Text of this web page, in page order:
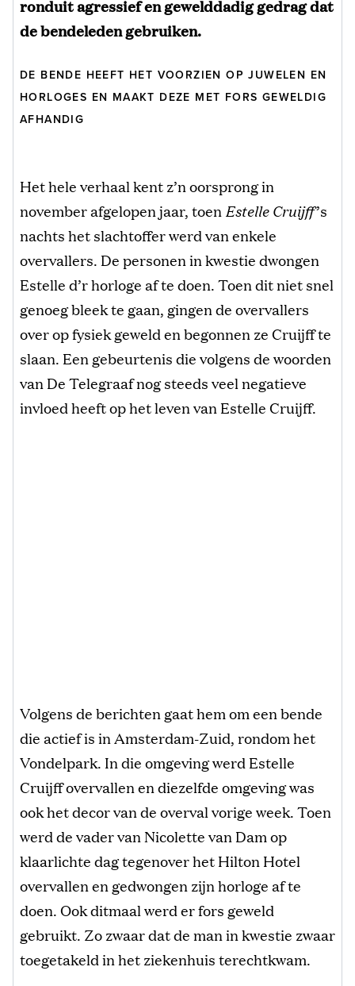
ronduit agressief en gewelddadig gedrag dat
de bendeleden gebruiken.
DE BENDE HEEFT HET VOORZIEN OP JUWELEN EN
HORLOGES EN MAAKT DEZE MET FORS GEWELDIG
AFHANDIG
Het hele verhaal kent z’n oorsprong in
november afgelopen jaar, toen Estelle Cruijff’s
nachts het slachtoffer werd van enkele
overvallers. De personen in kwestie dwongen
Estelle d’r horloge af te doen. Toen dit niet snel
genoeg bleek te gaan, gingen de overvallers
over op fysiek geweld en begonnen ze Cruijff te
slaan. Een gebeurtenis die volgens de woorden
van De Telegraaf nog steeds veel negatieve
invloed heeft op het leven van Estelle Cruijff.
Volgens de berichten gaat hem om een bende
die actief is in Amsterdam-Zuid, rondom het
Vondelpark. In die omgeving werd Estelle
Cruijff overvallen en diezelfde omgeving was
ook het decor van de overval vorige week. Toen
werd de vader van Nicolette van Dam op
klaarlichte dag tegenover het Hilton Hotel
overvallen en gedwongen zijn horloge af te
doen. Ook ditmaal werd er fors geweld
gebruikt. Zo zwaar dat de man in kwestie zwaar
toegetakeld in het ziekenhuis terechtkwam.